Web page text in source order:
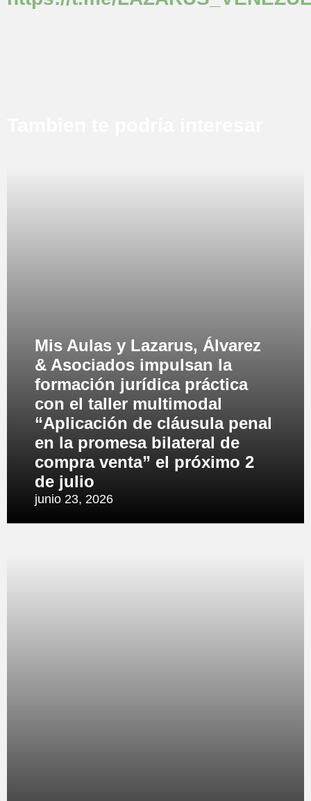
Mis Aulas y Lazarus, Álvarez
& Asociados impulsan la
formación jurídica práctica
con el taller multimodal
“Aplicación de cláusula penal
en la promesa bilateral de
compra venta” el próximo 2
de julio
junio 23, 2026